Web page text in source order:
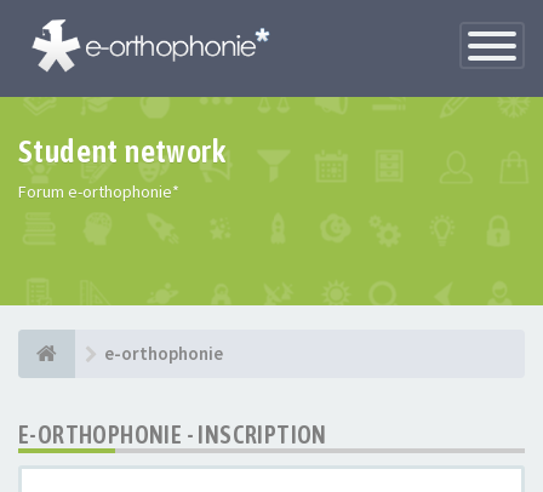
Toggle
Student network
Forum e-orthophonie*
e-orthophonie
E-ORTHOPHONIE - INSCRIPTION